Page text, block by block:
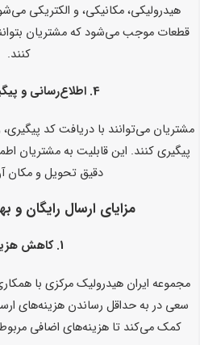
هیدرولیکی، مکانیکی، و الکتریکی
قطعات موجب می‌شود که مشتریان
کنند.
4. اطلاع‌رسانی و
مشتریان می‌توانند با دریافت کد
پیگیری کنند. این قابلیت به مشتریان
دقیق تحویل و مکان
مزایای ارسال رایگان و
1. کاهش
مجموعه ایران هیدرولیک مرکزی با
سعی در به حداقل رساندن هزینه‌های
کمک می‌کند تا هزینه‌های اضافی